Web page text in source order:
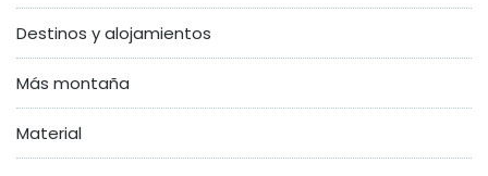
Destinos y alojamientos
Más montaña
Material